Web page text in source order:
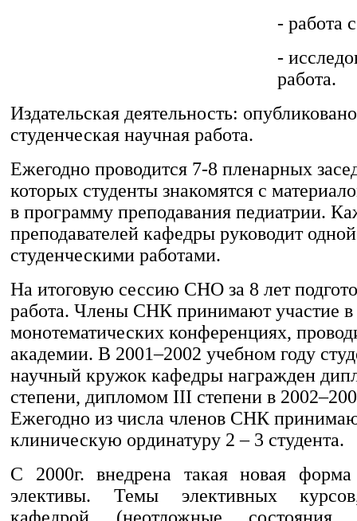
- работа
-
работа.
Издательская деятельность:
студенческая научная работа.
Ежегодно проводится 7-8 пленарных
которых студенты знакомятся с
в программу преподавания педиатрии.
преподавателей кафедры руководит
студенческими работами.
На итоговую сессию СНО за 8 лет
работа. Члены СНК принимают участие в
монотематических конференциях,
академии. В 2001–2002 учебном году
научный кружок кафедры награжден
степени, дипломом III степени в
Ежегодно из числа членов СНК
клиническую ординатуру 2 – 3 студента.
С 2000г. внедрена такая новая
элективы. Темы элективных